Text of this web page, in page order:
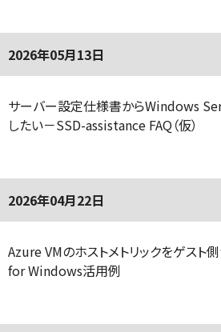
2026年05月13日
サーバー設定仕様書からWindows
したい－SSD-assistance FAQ（仮）
2026年04月22日
Azure VMのホストメトリックをゲスト
for Windows活用例